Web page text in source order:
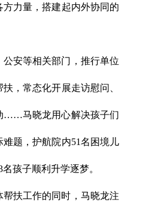
力量，搭建起内外协同的
公安等相关部门，推行单位
，常态化开展走访慰问、
……马晓龙用心解决孩子们
题，护航院内51名困境儿
孩子顺利升学逐梦。
帮扶工作的同时，马晓龙注